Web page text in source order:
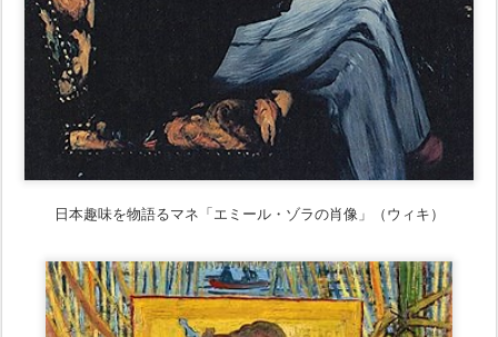
日本趣味を物語るマネ「エミール・ゾラの肖像」（ウィキ）